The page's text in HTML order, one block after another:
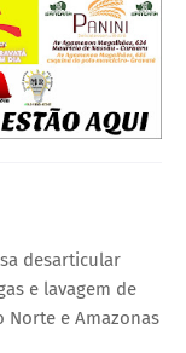
desarticular
e lavagem de
Norte e Amazonas